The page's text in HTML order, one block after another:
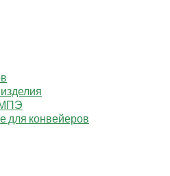
для конвейеров